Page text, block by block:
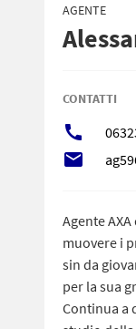
AGENTE
CONTATTI
call
local_post_office
Agente
muovere i
sin da
per la sua
Continua a